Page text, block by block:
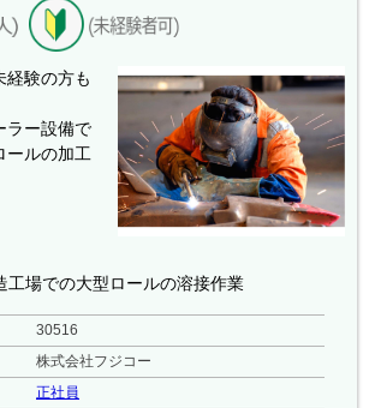
経験の方も
ラー設備で
ールの加工
工場での大型ロールの溶接作業
30516
株式会社フジコー
正社員